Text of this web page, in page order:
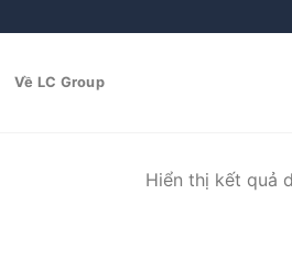
Về LC Group
Hiển thị kết quả